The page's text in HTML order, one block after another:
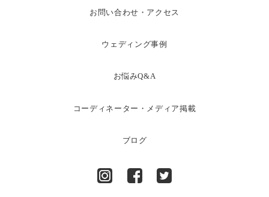
お問い合わせ・アクセス
ウェディング事例
お悩みQ&A
コーディネーター・メディア掲載
ブログ